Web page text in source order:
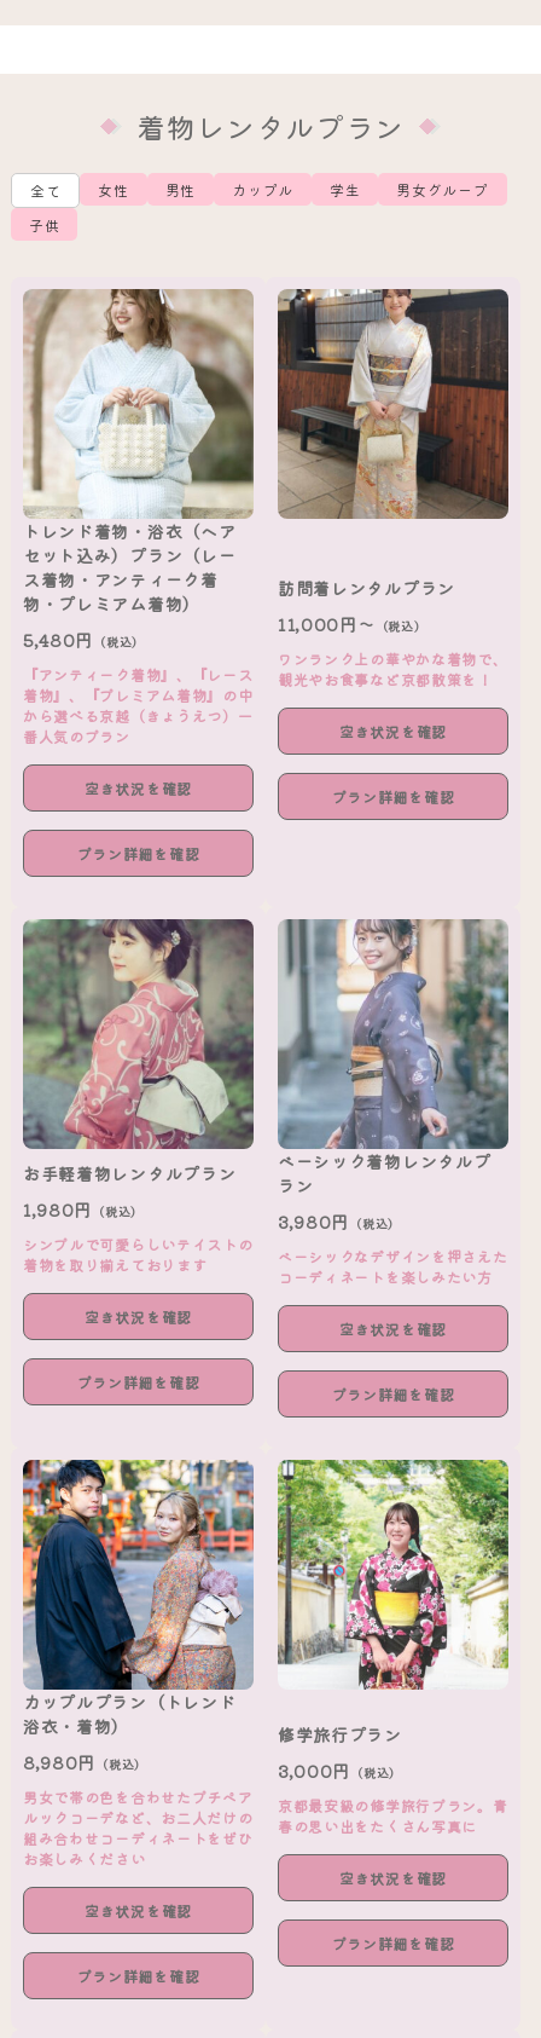
着物レンタルプラン
全て 女性 男性 カップル 学生
男女グループ
子供
トレンド着物・浴衣（ヘア
セット込み）プラン（レー
ス着物・アンティーク着
物・プレミアム着物）
5,480円 （税込）
『アンティーク着物』、『レース
着物』、『プレミアム着物』の中
から選べる京越（きょうえつ）一
番人気のプラン
空き状況を確認
プラン詳細を確認
訪問着レンタルプラン
11,000円～ （税込）
ワンランク上の華やかな着物で、
観光やお食事など京都散策を！
空き状況を確認
プラン詳細を確認
お手軽着物レンタルプラン
1,980円 （税込）
シンプルで可愛らしいテイストの
着物を取り揃えております
空き状況を確認
プラン詳細を確認
ベーシック着物レンタルプ
ラン
3,980円 （税込）
ベーシックなデザインを押さえた
コーディネートを楽しみたい方
空き状況を確認
プラン詳細を確認
カップルプラン（トレンド
浴衣・着物）
8,980円 （税込）
男女で帯の色を合わせたプチペア
ルックコーデなど、お二人だけの
組み合わせコーディネートをぜひ
お楽しみください
空き状況を確認
プラン詳細を確認
修学旅行プラン
3,000円 （税込）
京都最安級の修学旅行プラン。青
春の思い出をたくさん写真に
空き状況を確認
プラン詳細を確認